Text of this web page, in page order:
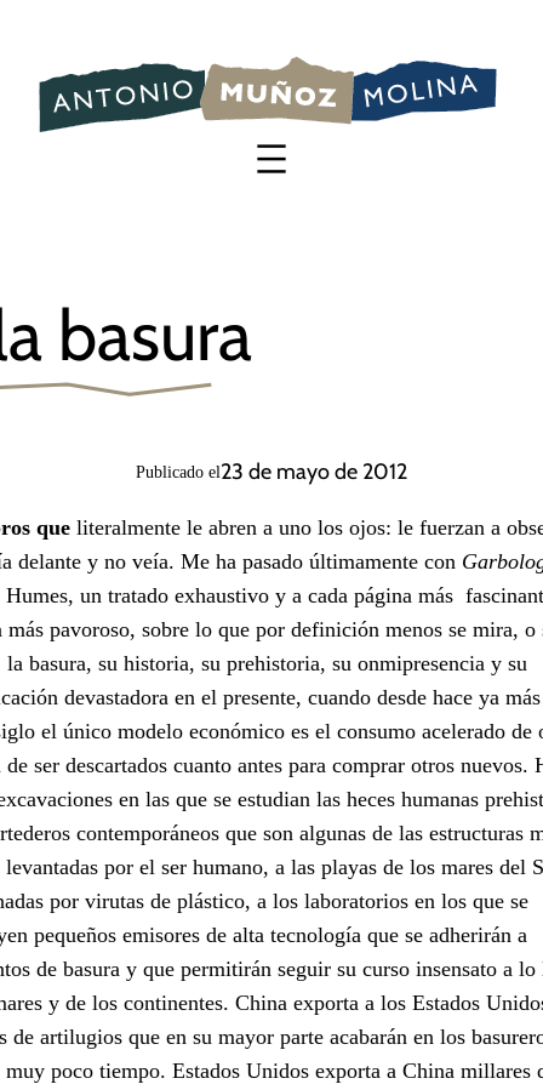
contenido
basura
Publicado el23 de mayo de 2012
que literalmente le abren a uno los ojos: le fuerzan a
delante y no veía. Me ha pasado últimamente con
un tratado exhaustivo y a cada página más
más pavoroso, sobre lo que por definición menos se mira, o
la basura, su historia, su prehistoria, su onmipresencia y su
devastadora en el presente, cuando desde hace ya
el único modelo económico es el consumo acelerado de
de ser descartados cuanto antes para comprar otros nuevos.
en las que se estudian las heces humanas
contemporáneos que son algunas de las estructuras
levantadas por el ser humano, a las playas de los mares del
por virutas de plástico, a los laboratorios en los que se
pequeños emisores de alta tecnología que se adherirán a
de basura y que permitirán seguir su curso insensato a lo
y de los continentes. China exporta a los Estados
de artilugios que en su mayor parte acabarán en los
muy poco tiempo. Estados Unidos exporta a China millares